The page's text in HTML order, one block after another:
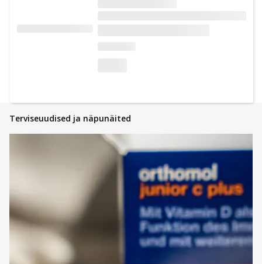
Terviseuudised ja näpunäited